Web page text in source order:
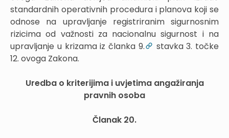
standardnih operativnih procedura i planova koji se
odnose na upravljanje registriranim sigurnosnim
rizicima od važnosti za nacionalnu sigurnost i na
upravljanje u krizama iz članka 9.
stavka 3. točke
12. ovoga Zakona.
Uredba o kriterijima i uvjetima angažiranja
pravnih osoba
Članak 20.